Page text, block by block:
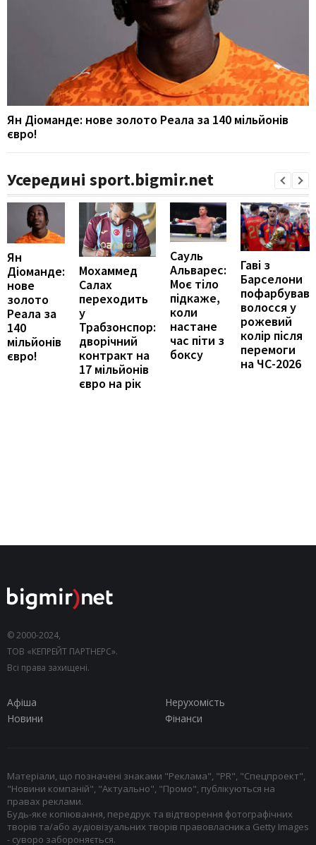
Ян Діоманде: нове золото Реала за 140 мільйонів
євро!
Усередині sport.bigmir.net
Ян
Діоманде:
нове
золото
Реала за
140
мільйонів
євро!
Мохаммед
Салах
переходить
у
Трабзонспор:
дворічний
контракт на
17 мільйонів
євро на рік
Сауль
Альварес:
Моє тіло
підкаже,
коли
настане
час піти з
боксу
Гаві з
Барселони
пофарбував
волосся у
рожевий
колір після
перемоги
на ЧС-2026
© 2000-2024,
ТОВ «КЕПРЕЙТ ПАРТНЕРС».
Всі права захищені.
Афіша
Нерухомість
Новини
Фінанси
Матеріали, що позначені знаками "Реклама", "PR", "Спецпроект",
"Новини компаній", "Актуально", "Промо", публікуються на
правах реклами.
Будь-яке копіювання, передрук та відтворення фотографічних
творів та/або аудіовізуальних творів правовласника Getty Images
- суворо забороняється.